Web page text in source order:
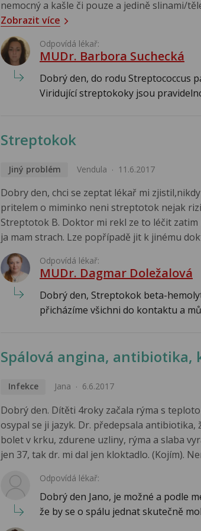
nemocný a kašle či pouze a jedině slinami/
Zobrazit více
Odpovídá lékař:
MUDr. Barbora Suchecká
Dobrý den, do rodu Streptococcus
Viridující streptokoky jsou
Streptokok
Jiný problém Vendula 11.6.2017
Dobry den, chci se zeptat lékař mi
pritelem o miminko neni streptotok nejak
Streptotok B. Doktor mi rekl ze to léčit zatim
ja mam strach. Lze popřípadě jit k jinému
Odpovídá lékař:
MUDr. Dagmar Doležalová
Dobrý den, Streptokok beta-
přicházíme všichni do kontaktu a
Spálová angina, antibiotika,
Infekce Jana 6.6.2017
Dobrý den. Dítěti 4roky začala rýma s
osypal se ji jazyk. Dr. předepsala antibiotika,
bolet v krku, zdurene uzliny, rýma a slaba
jen 37, tak dr. mi dal jen kloktadlo. (Kojím).
Odpovídá lékař:
Dobrý den Jano, je možné a podle
že by se o spálu jednat skutečně